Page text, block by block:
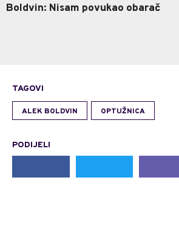
Boldvin: Nisam povukao obarač
TAGOVI
ALEK BOLDVIN OPTUŽNICA
PODIJELI